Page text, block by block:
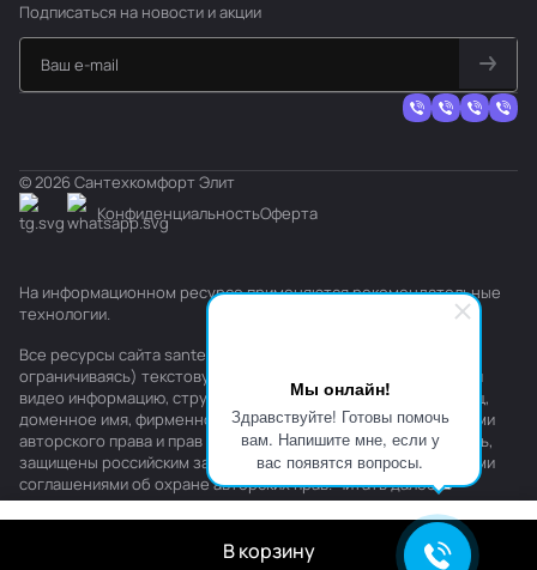
Мы онлайн!
Здравствуйте! Готовы помочь
вам. Напишите мне, если у
вас появятся вопросы.
В корзину
Подписаться на новости и акции
© 2026 Сантехкомфорт Элит
КонфиденциальностьОферта
На информационном ресурсе применяютсярекомендательные
технологии.
Все ресурсы сайта santehkomfort.ru, включая (но не
ограничиваясь) текстовую, графическую, фотографическую и
видео информацию, структуру, дизайн и оформление страниц,
доменное имя, фирменное наименование являются объектами
авторского права и прав на интеллектуальную собственность,
защищены российским законодательством и международными
соглашениями об охране авторских прав.Читать далее